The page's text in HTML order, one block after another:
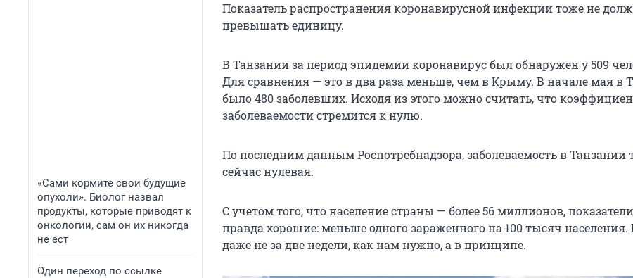
«Сами кормите свои будущие
опухоли». Биолог назвал
продукты, которые приводят к
онкологии, сам он их никогда
не ест
Один переход по ссылке
Показатель распространения коронавирусной инфекции тоже не
превышать единицу.
В Танзании за период эпидемии коронавирус был обнаружен у 509
Для сравнения — это в два раза меньше, чем в Крыму. В начале мая в
было 480 заболевших. Исходя из этого можно считать, что
заболеваемости стремится к нулю.
По последним данным Роспотребнадзора, заболеваемость в Танзании
сейчас нулевая.
С учетом того, что население страны — более 56 миллионов,
правда хорошие: меньше одного зараженного на 100 тысяч населения.
даже не за две недели, как нам нужно, а в принципе.